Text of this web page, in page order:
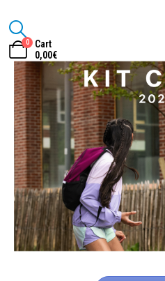
0
Cart
0,00€